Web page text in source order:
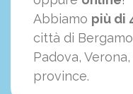
Abbiamo più di
città di
Padova,
province.